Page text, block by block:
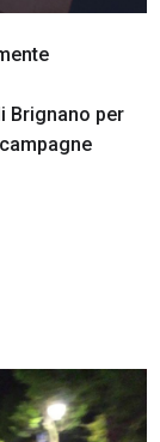
Brignano per